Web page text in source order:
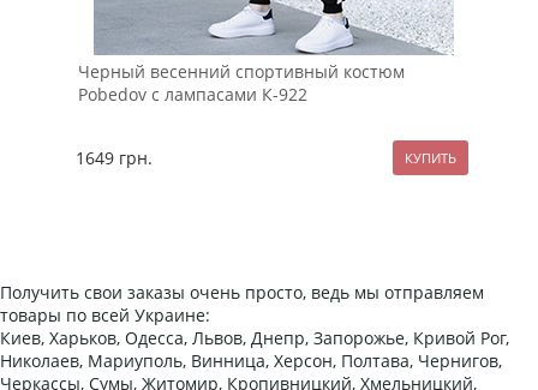
Черный весенний спортивный костюм
Pobedov с лампасами К-922
1649 грн.
Получить свои заказы очень просто, ведь мы отправляем
товары по всей Украине:
Киев, Харьков, Одесса, Львов, Днепр, Запорожье, Кривой Рог,
Николаев, Мариуполь, Винница, Херсон, Полтава, Чернигов,
Черкассы, Сумы, Житомир, Кропивницкий, Хмельницкий,